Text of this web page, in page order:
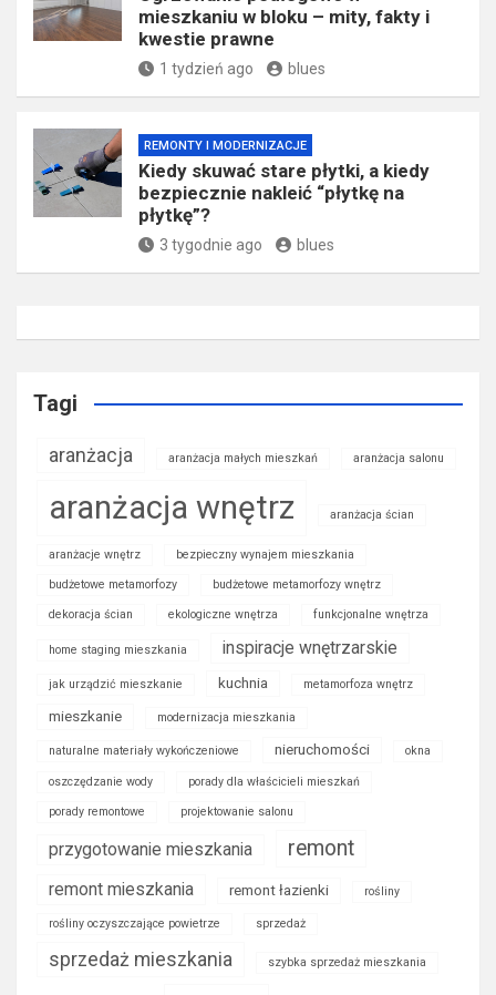
mieszkaniu w bloku – mity, fakty i
kwestie prawne
1 tydzień ago blues
REMONTY I MODERNIZACJE
Kiedy skuwać stare płytki, a kiedy
bezpiecznie nakleić “płytkę na
płytkę”?
3 tygodnie ago blues
Tagi
aranżacja aranżacja małych mieszkań aranżacja salonu
aranżacja wnętrz aranżacja ścian
aranżacje wnętrz bezpieczny wynajem mieszkania
budżetowe metamorfozy budżetowe metamorfozy wnętrz
dekoracja ścian ekologiczne wnętrza funkcjonalne wnętrza
home staging mieszkania inspiracje wnętrzarskie
jak urządzić mieszkanie kuchnia metamorfoza wnętrz
mieszkanie modernizacja mieszkania
naturalne materiały wykończeniowe nieruchomości okna
oszczędzanie wody porady dla właścicieli mieszkań
porady remontowe projektowanie salonu
przygotowanie mieszkania remont
remont mieszkania remont łazienki rośliny
rośliny oczyszczające powietrze sprzedaż
sprzedaż mieszkania szybka sprzedaż mieszkania